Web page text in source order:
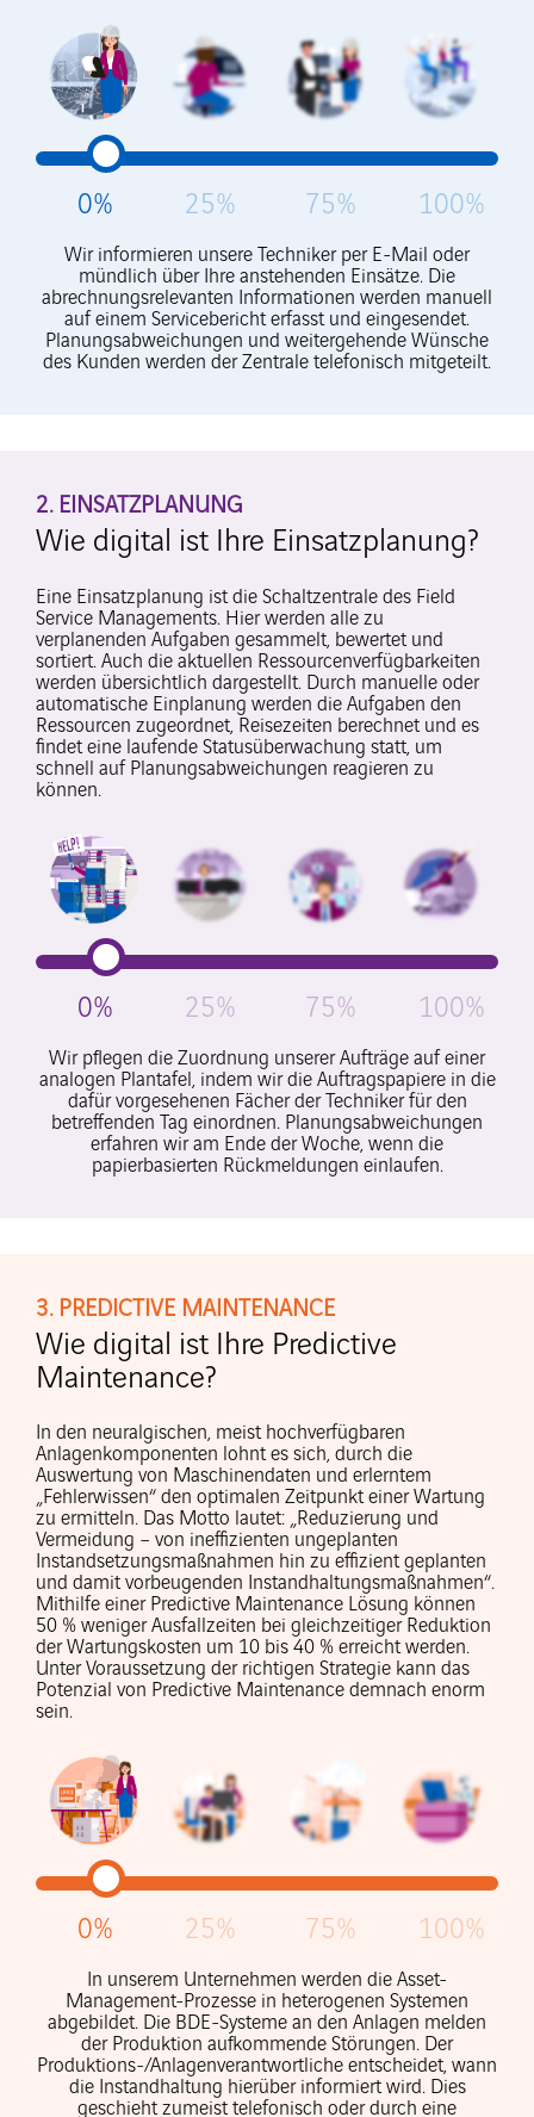
0% 25% 75% 100%
Wir informieren unsere Techniker per E-Mail oder
mündlich über Ihre anstehenden Einsätze. Die
abrechnungsrelevanten Informationen werden manuell
auf einem Servicebericht erfasst und eingesendet.
Planungsabweichungen und weitergehende Wünsche
des Kunden werden der Zentrale telefonisch mitgeteilt.
2. EINSATZPLANUNG
Wie digital ist Ihre Einsatzplanung?
Eine Einsatzplanung ist die Schaltzentrale des Field
Service Managements. Hier werden alle zu
verplanenden Aufgaben gesammelt, bewertet und
sortiert. Auch die aktuellen Ressourcenverfügbarkeiten
werden übersichtlich dargestellt. Durch manuelle oder
automatische Einplanung werden die Aufgaben den
Ressourcen zugeordnet, Reisezeiten berechnet und es
findet eine laufende Statusüberwachung statt, um
schnell auf Planungsabweichungen reagieren zu
können.
0% 25% 75% 100%
Wir pflegen die Zuordnung unserer Aufträge auf einer
analogen Plantafel, indem wir die Auftragspapiere in die
dafür vorgesehenen Fächer der Techniker für den
betreffenden Tag einordnen. Planungsabweichungen
erfahren wir am Ende der Woche, wenn die
papierbasierten Rückmeldungen einlaufen.
3. PREDICTIVE MAINTENANCE
Wie digital ist Ihre Predictive
Maintenance?
In den neuralgischen, meist hochverfügbaren
Anlagenkomponenten lohnt es sich, durch die
Auswertung von Maschinendaten und erlerntem
„Fehlerwissen“ den optimalen Zeitpunkt einer Wartung
zu ermitteln. Das Motto lautet: „Reduzierung und
Vermeidung – von ineffizienten ungeplanten
Instandsetzungsmaßnahmen hin zu effizient geplanten
und damit vorbeugenden Instandhaltungsmaßnahmen“.
Mithilfe einer Predictive Maintenance Lösung können
50 % weniger Ausfallzeiten bei gleichzeitiger Reduktion
der Wartungskosten um 10 bis 40 % erreicht werden.
Unter Voraussetzung der richtigen Strategie kann das
Potenzial von Predictive Maintenance demnach enorm
sein.
0% 25% 75% 100%
In unserem Unternehmen werden die Asset-
Management-Prozesse in heterogenen Systemen
abgebildet. Die BDE-Systeme an den Anlagen melden
der Produktion aufkommende Störungen. Der
Produktions-/Anlagenverantwortliche entscheidet, wann
die Instandhaltung hierüber informiert wird. Dies
geschieht zumeist telefonisch oder durch eine